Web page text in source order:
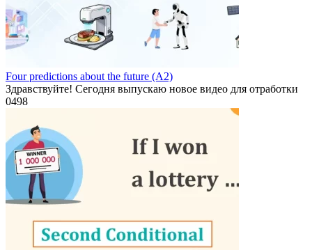
Four predictions about the future (A2)
Здравствуйте! Сегодня выпускаю новое видео для отработки
0498